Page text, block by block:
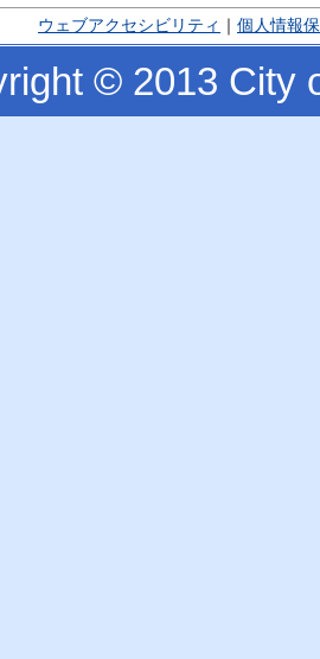
ウェブアクセシビリティ 個人情報
© 2013 City